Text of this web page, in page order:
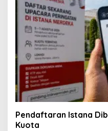
Pendaftaran Istana
Kuota